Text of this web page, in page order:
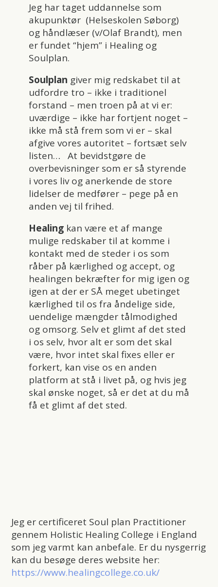
Jeg har taget uddannelse som
akupunktør (Helseskolen Søborg)
og håndlæser (v/Olaf Brandt), men
er fundet “hjem” i Healing og
Soulplan.
Soulplan giver mig redskabet til at
udfordre tro – ikke i traditionel
forstand – men troen på at vi er:
uværdige – ikke har fortjent noget –
ikke må stå frem som vi er – skal
afgive vores autoritet – fortsæt selv
listen… At bevidstgøre de
overbevisninger som er så styrende
i vores liv og anerkende de store
lidelser de medfører – pege på en
anden vej til frihed.
Healing kan være et af mange
mulige redskaber til at komme i
kontakt med de steder i os som
råber på kærlighed og accept, og
healingen bekræfter for mig igen og
igen at der er SÅ meget ubetinget
kærlighed til os fra åndelige side,
uendelige mængder tålmodighed
og omsorg. Selv et glimt af det sted
i os selv, hvor alt er som det skal
være, hvor intet skal fixes eller er
forkert, kan vise os en anden
platform at stå i livet på, og hvis jeg
skal ønske noget, så er det at du må
få et glimt af det sted.
Jeg er certificeret Soul plan Practitioner
gennem Holistic Healing College i England
som jeg varmt kan anbefale. Er du nysgerrig
kan du besøge deres website her:
https://www.healingcollege.co.uk/